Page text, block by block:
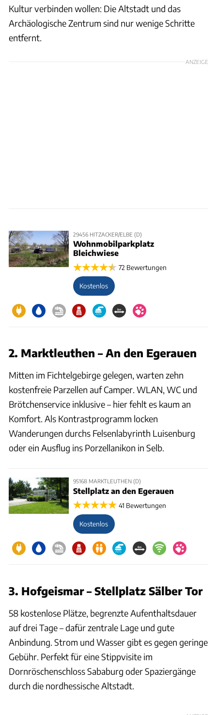
Kultur verbinden wollen: Die Altstadt und das
Archäologische Zentrum sind nur wenige Schritte
entfernt.
ANZEIGE
29456 HITZACKER/ELBE (D)
Wohnmobilparkplatz
Bleichwiese
72 Bewertungen
Kostenlos
2. Marktleuthen – An den Egerauen
Mitten im Fichtelgebirge gelegen, warten zehn
kostenfreie Parzellen auf Camper. WLAN, WC und
Brötchenservice inklusive – hier fehlt es kaum an
Komfort. Als Kontrastprogramm locken
Wanderungen durchs Felsenlabyrinth Luisenburg
oder ein Ausflug ins Porzellanikon in Selb.
95168 MARKTLEUTHEN (D)
Stellplatz an den Egerauen
41 Bewertungen
Kostenlos
3. Hofgeismar – Stellplatz Sälber Tor
58 kostenlose Plätze, begrenzte Aufenthaltsdauer
auf drei Tage – dafür zentrale Lage und gute
Anbindung. Strom und Wasser gibt es gegen geringe
Gebühr. Perfekt für eine Stippvisite im
Dornröschenschloss Sababurg oder Spaziergänge
durch die nordhessische Altstadt.